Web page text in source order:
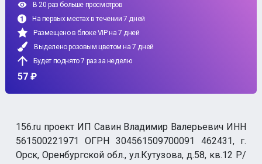
В 20 раз больше просмотров
На первых местах в течении 7 дней
Размещено в блоке VIP на 7 дней
Выделено розовым цветом на 7 дней
Будет поднято 7 раз за неделю
57 ₽
156.ru проект ИП Савин Владимир Валерьевич ИНН
561500221971 ОГРН 304561509700091 462431, г.
Орск, Оренбургской обл., ул.Кутузова, д.58, кв.12 Р/